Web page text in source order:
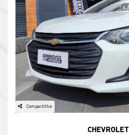
Compartilhe
CHEVROLET